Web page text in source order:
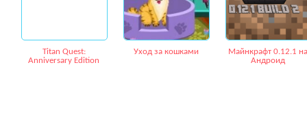
Titan Quest:
Anniversary Edition
Уход за кошками
Майнкрафт 0.12.1 на
Андроид